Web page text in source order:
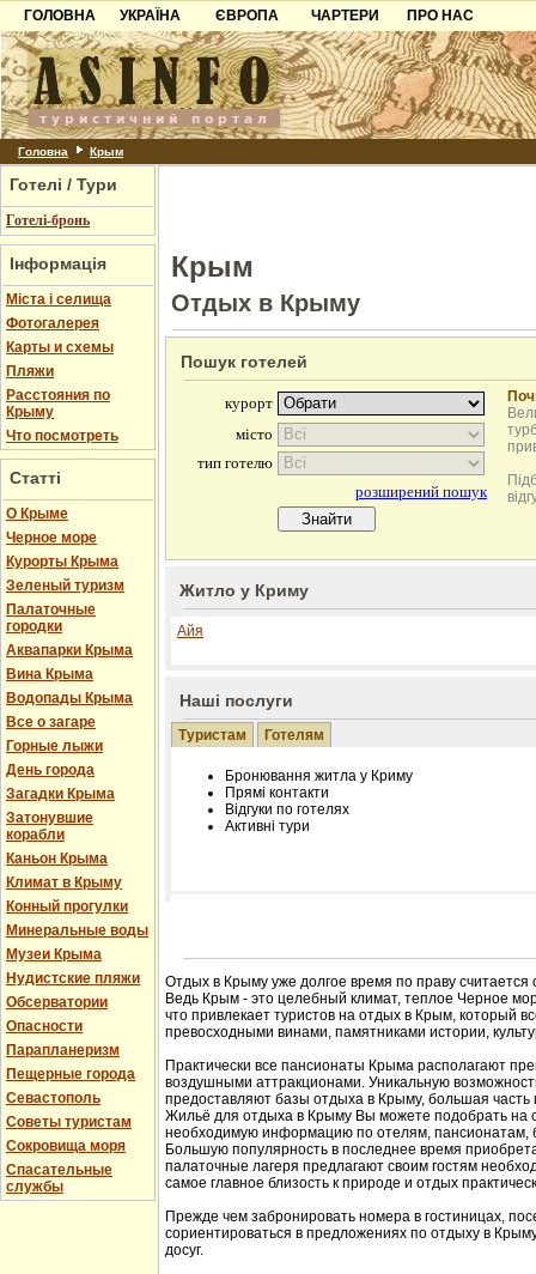
ГОЛОВНА
УКРАЇНА
Карпати
Азов
Причорноморря
Шацьк
ЄВРОПА
Чорногорія
Хорватія
Болгарія
ЧАРТЕРИ
ПРО НАС
Контакти
Партнерам
Додати готель
Головна Крым
Готелі / Тури
Готелі-бронь
Інформація
Міста і селища
Фотогалерея
Карты и схемы
Пляжи
Расстояния по
Крыму
Что посмотреть
Статті
О Крыме
Черное море
Курорты Крыма
Зеленый туризм
Палаточные
городки
Аквапарки Крыма
Вина Крыма
Водопады Крыма
Все о загаре
Горные лыжи
День города
Загадки Крыма
Затонувшие
корабли
Каньон Крыма
Климат в Крыму
Конный прогулки
Минеральные воды
Музеи Крыма
Нудистские пляжи
Обсерватории
Опасности
Парапланеризм
Пещерные города
Севастополь
Советы туристам
Сокровища моря
Спасательные
службы
Крым
Отдых в Крыму
Пошук готелей
Житло у Криму
Айя
Наші послуги
Туристам Готелям
Бронювання житла у Криму
Прямі контакти
Відгуки по готелях
Активні тури
Лічільник відвідувачів
Отдых в Крыму уже долгое время по праву
Ведь Крым - это целебный климат, теплое Черное
что привлекает туристов на отдых в Крым, который
превосходными винами, памятниками истории,
Практически все пансионаты Крыма располагают
воздушными аттракционами. Уникальную
предоставляют базы отдыха в Крыму, большая
Жильё для отдыха в Крыму Вы можете подобрать на
необходимую информацию по отелям, пансионатам,
Большую популярность в последнее время
палаточные лагеря предлагают своим гостям
самое главное близость к природе и отдых
Прежде чем забронировать номера в гостиницах,
сориентироваться в предложениях по отдыху в
досуг.